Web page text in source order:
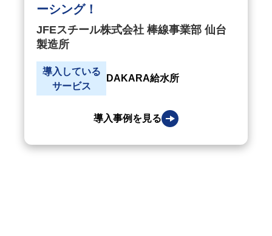
ーシング！
JFEスチール株式会社 棒線事業部 仙台
製造所
導入している
サービス
DAKARA給水所
導入事例を見る